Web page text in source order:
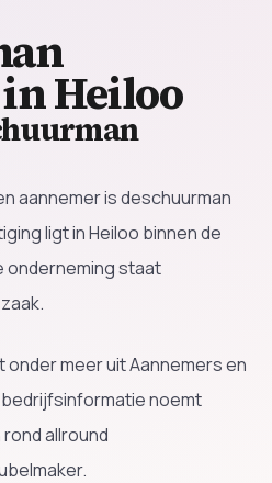
Heiloo
aannemer is deschuurman
ligt in Heiloo binnen de
onderneming staat
meer uit Aannemers en
noemt
allround